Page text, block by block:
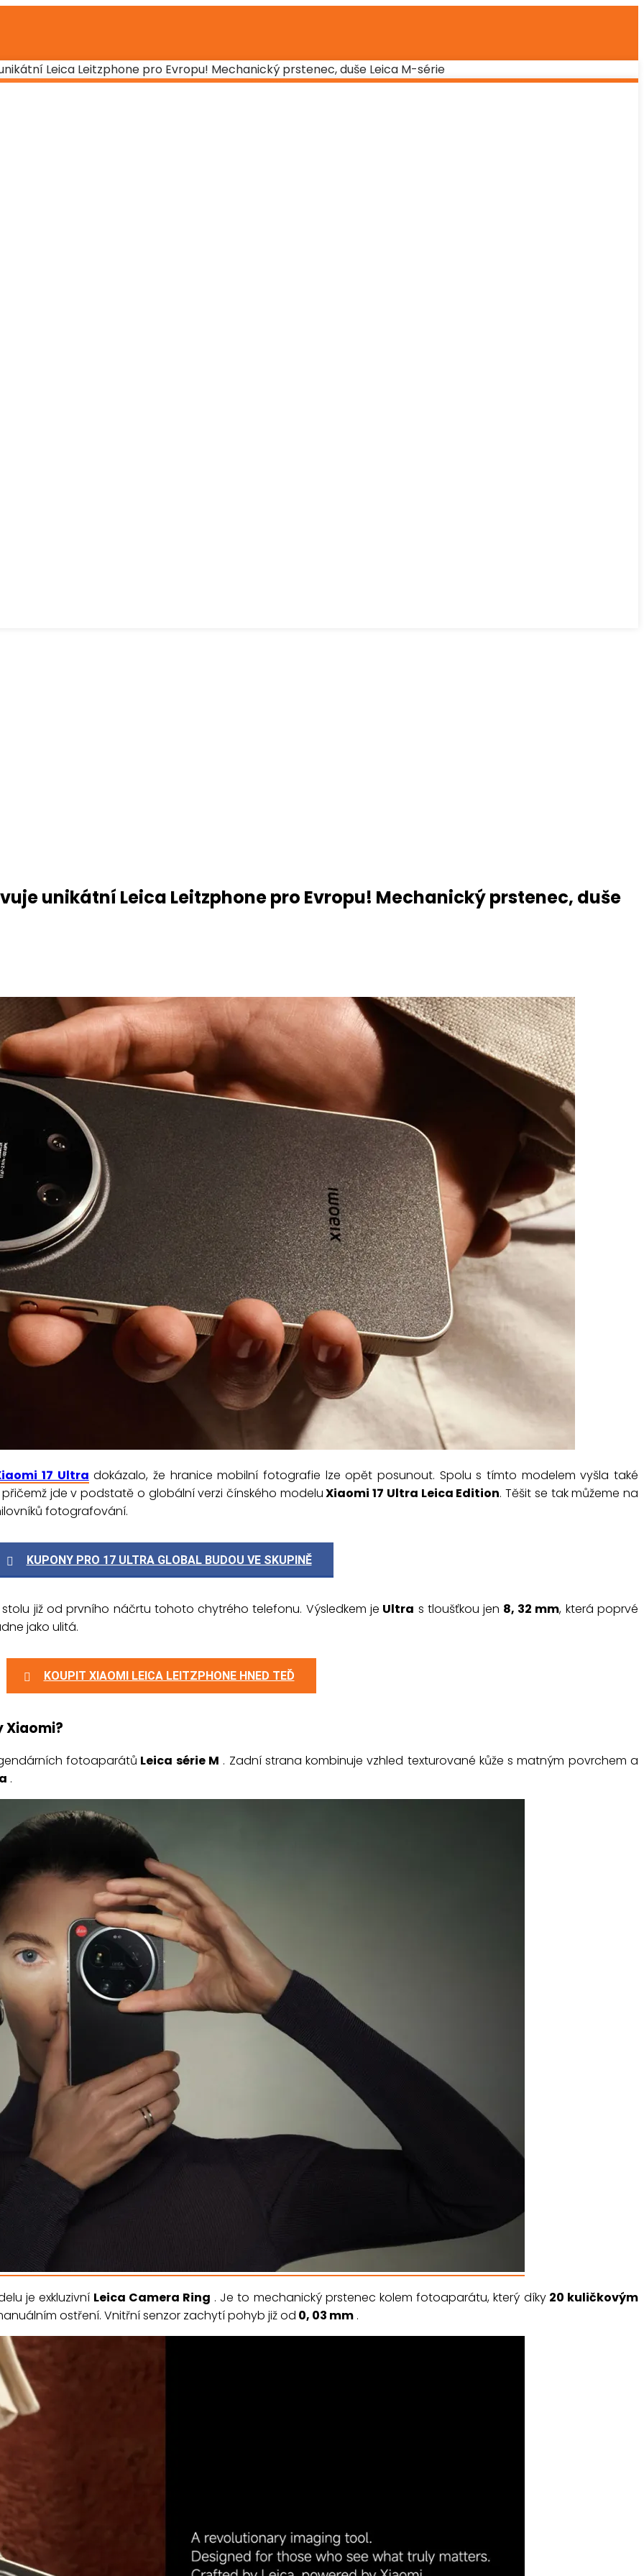
Leica Leitzphone pro Evropu! Mechanický prstenec, duše Leica M-série
unikátní Leica Leitzphone pro Evropu! Mechanický prstenec, duše
17 Ultra dokázalo, že hranice mobilní fotografie lze opět posunout. Spolu s tímto modelem vyšla také
přičemž jde v podstatě o globální verzi čínského modeluXiaomi 17 Ultra Leica Edition. Těšit se tak můžeme na
fotografování.
KUPONY PRO 17 ULTRA GLOBAL BUDOU VE SKUPINĚ
již od prvního náčrtu tohoto chytrého telefonu. Výsledkem je Ultra s tloušťkou jen 8, 32 mm, která poprvé
jako ulitá.
KOUPIT XIAOMI LEICA LEITZPHONE HNED TEĎ
Xiaomi?
fotoaparátů Leica série M . Zadní strana kombinuje vzhled texturované kůže s matným povrchem a
.
je exkluzivní Leica Camera Ring . Je to mechanický prstenec kolem fotoaparátu, který díky20 kuličkovým
ostření. Vnitřní senzor zachytí pohyb již od 0, 03 mm .